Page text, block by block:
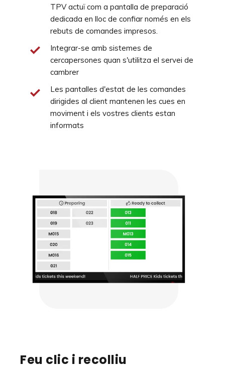
TPV actuï com a pantalla de preparació
dedicada en lloc de confiar només en els
rebuts de comandes impresos.
Integrar-se amb sistemes de
cercapersones quan s'utilitza el servei de
cambrer
Les pantalles d'estat de les comandes
dirigides al client mantenen les cues en
moviment i els vostres clients estan
informats
Feu clic i recolliu